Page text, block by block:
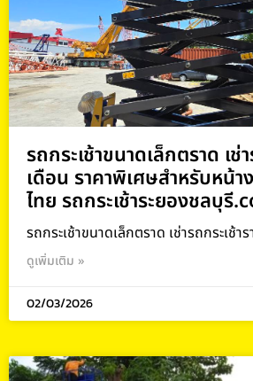
รถกระเช้าขนาดเล็กตราด เช่
เดือน ราคาพิเศษสำหรับหน้า
ไทย รถกระเช้าระยองชลบุรี
รถกระเช้าขนาดเล็กตราด เช่ารถกระเช้าร
ดูเพิ่มเติม »
02/03/2026